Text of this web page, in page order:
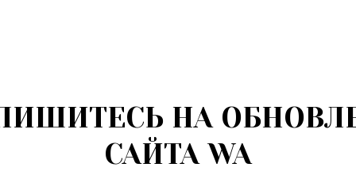
НА
САЙТА WA